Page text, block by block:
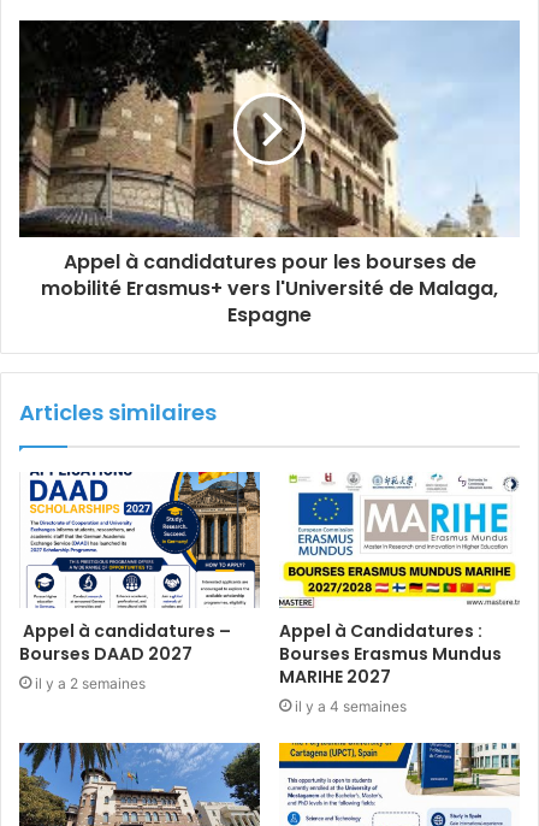
Appel à candidatures pour les bourses de
mobilité Erasmus+ vers l'Université de Malaga,
Espagne
Articles similaires
Appel à candidatures –
Bourses DAAD 2027
il y a 2 semaines
Appel à Candidatures :
Bourses Erasmus Mundus
MARIHE 2027
il y a 4 semaines